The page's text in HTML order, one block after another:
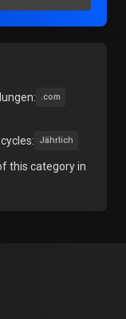
.com
Jährlich
this category in